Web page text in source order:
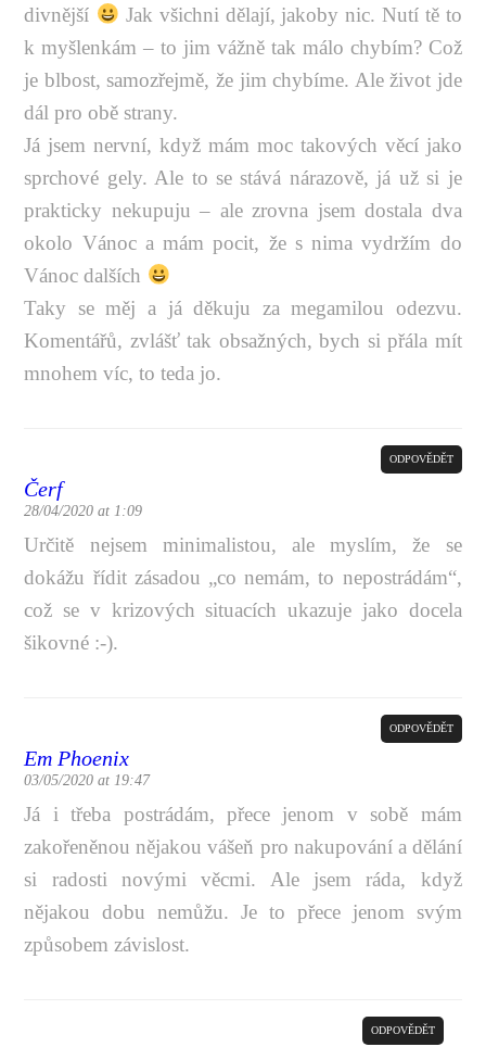
divnější
Jak všichni dělají, jakoby nic. Nutí tě to
k myšlenkám – to jim vážně tak málo chybím? Což
je blbost, samozřejmě, že jim chybíme. Ale život jde
dál pro obě strany.
Já jsem nervní, když mám moc takových věcí jako
sprchové gely. Ale to se stává nárazově, já už si je
prakticky nekupuju – ale zrovna jsem dostala dva
okolo Vánoc a mám pocit, že s nima vydržím do
Vánoc dalších
Taky se měj a já děkuju za megamilou odezvu.
Komentářů, zvlášť tak obsažných, bych si přála mít
mnohem víc, to teda jo.
Čerf
28/04/2020 at 1:09
ODPOVĚDĚT
Určitě nejsem minimalistou, ale myslím, že se
dokážu řídit zásadou „co nemám, to nepostrádám“,
což se v krizových situacích ukazuje jako docela
šikovné :-).
Em Phoenix
03/05/2020 at 19:47
ODPOVĚDĚT
Já i třeba postrádám, přece jenom v sobě mám
zakořeněnou nějakou vášeň pro nakupování a dělání
si radosti novými věcmi. Ale jsem ráda, když
nějakou dobu nemůžu. Je to přece jenom svým
způsobem závislost.
ODPOVĚDĚT